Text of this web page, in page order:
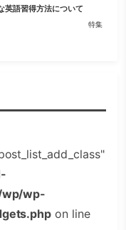
英語習得方法について
特集
wp/wp-
on line